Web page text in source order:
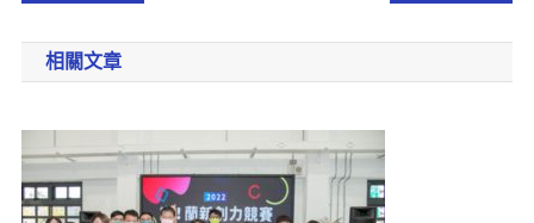
相關文章